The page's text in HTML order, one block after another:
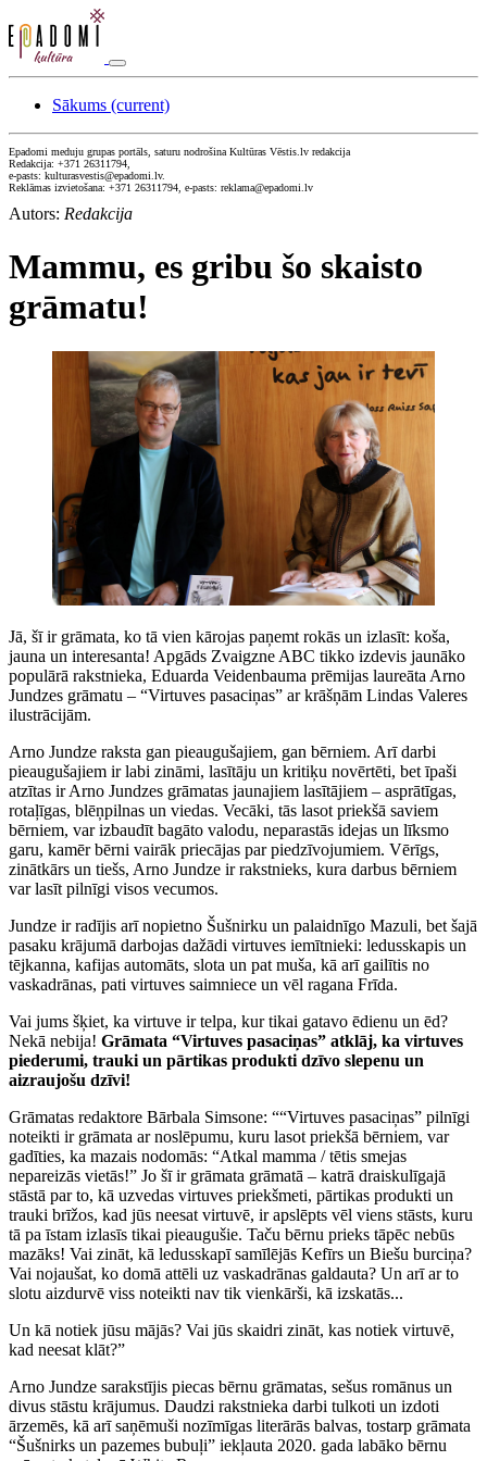
Sākums (current)
Epadomi meduju grupas portāls, saturu nodrošina Kultūras Vēstis.lv redakcija
Redakcija: +371 26311794,
e-pasts: kulturasvestis@epadomi.lv.
Reklāmas izvietošana: +371 26311794, e-pasts: reklama@epadomi.lv
Autors: Redakcija
Mammu, es gribu šo skaisto
grāmatu!
Jā, šī ir grāmata, ko tā vien kārojas paņemt rokās un izlasīt: koša,
jauna un interesanta! Apgāds Zvaigzne ABC tikko izdevis jaunāko
populārā rakstnieka, Eduarda Veidenbauma prēmijas laureāta Arno
Jundzes grāmatu – “Virtuves pasaciņas” ar krāšņām Lindas Valeres
ilustrācijām.
Arno Jundze raksta gan pieaugušajiem, gan bērniem. Arī darbi
pieaugušajiem ir labi zināmi, lasītāju un kritiķu novērtēti, bet īpaši
atzītas ir Arno Jundzes grāmatas jaunajiem lasītājiem – asprātīgas,
rotaļīgas, blēņpilnas un viedas. Vecāki, tās lasot priekšā saviem
bērniem, var izbaudīt bagāto valodu, neparastās idejas un līksmo
garu, kamēr bērni vairāk priecājas par piedzīvojumiem. Vērīgs,
zinātkārs un tiešs, Arno Jundze ir rakstnieks, kura darbus bērniem
var lasīt pilnīgi visos vecumos.
Jundze ir radījis arī nopietno Šušnirku un palaidnīgo Mazuli, bet šajā
pasaku krājumā darbojas dažādi virtuves iemītnieki: ledusskapis un
tējkanna, kafijas automāts, slota un pat muša, kā arī gailītis no
vaskadrānas, pati virtuves saimniece un vēl ragana Frīda.
Vai jums šķiet, ka virtuve ir telpa, kur tikai gatavo ēdienu un ēd?
Nekā nebija! Grāmata “Virtuves pasaciņas” atklāj, ka virtuves
piederumi, trauki un pārtikas produkti dzīvo slepenu un
aizraujošu dzīvi!
Grāmatas redaktore Bārbala Simsone: ““Virtuves pasaciņas” pilnīgi
noteikti ir grāmata ar noslēpumu, kuru lasot priekšā bērniem, var
gadīties, ka mazais nodomās: “Atkal mamma / tētis smejas
nepareizās vietās!” Jo šī ir grāmata grāmatā – katrā draiskulīgajā
stāstā par to, kā uzvedas virtuves priekšmeti, pārtikas produkti un
trauki brīžos, kad jūs neesat virtuvē, ir apslēpts vēl viens stāsts, kuru
tā pa īstam izlasīs tikai pieaugušie. Taču bērnu prieks tāpēc nebūs
mazāks! Vai zināt, kā ledusskapī samīlējās Kefīrs un Biešu burciņa?
Vai nojaušat, ko domā attēli uz vaskadrānas galdauta? Un arī ar to
slotu aizdurvē viss noteikti nav tik vienkārši, kā izskatās...
Un kā notiek jūsu mājās? Vai jūs skaidri zināt, kas notiek virtuvē,
kad neesat klāt?”
Arno Jundze sarakstījis piecas bērnu grāmatas, sešus romānus un
divus stāstu krājumus. Daudzi rakstnieka darbi tulkoti un izdoti
ārzemēs, kā arī saņēmuši nozīmīgas literārās balvas, tostarp grāmata
“Šušnirks un pazemes bubuļi” iekļauta 2020. gada labāko bērnu